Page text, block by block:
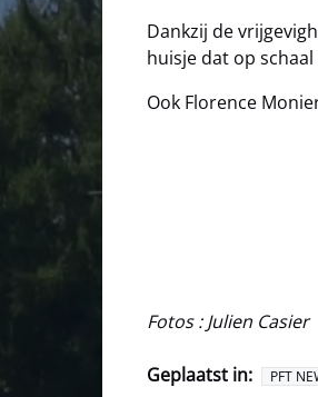
Dankzij de
huisje dat op
Ook Florence
Fotos : Julien Casier
Geplaatst in: PFT